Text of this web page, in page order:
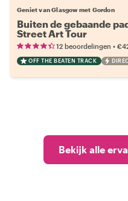
Geniet van Glasgow met Gordon
Buiten de gebaande
Street Art Tour
12 beoordelingen •
OFF THE BEATEN TRACK
Bekijk alle